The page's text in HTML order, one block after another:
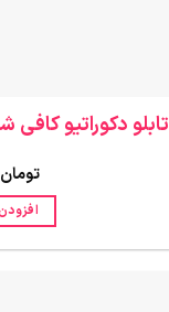
تابلو دکوراتیو
تومان